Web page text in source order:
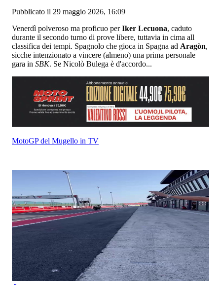
Pubblicato il 29 maggio 2026, 16:09
Venerdì polveroso ma proficuo perIker Lecuona, caduto
durante il secondo turno di prove libere, tuttavia in cima all
classifica dei tempi. Spagnolo che gioca in Spagna ad Aragòn,
sicche intenzionato a vincere (almeno) una prima personale
gara in SBK. Se Nicolò Bulega è d'accordo...
MotoGP del Mugello in TV